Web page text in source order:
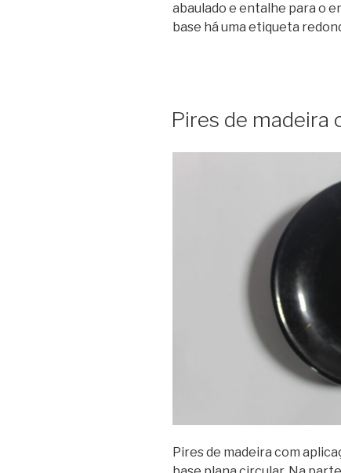
abaulado e entalhe para o
base há uma etiqueta
Pires de madeira
Pires de madeira com